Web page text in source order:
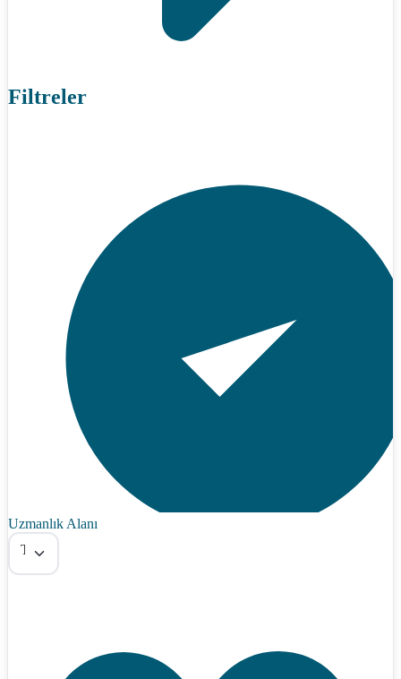
Filtreler
Uzmanlık Alanı
Tümü